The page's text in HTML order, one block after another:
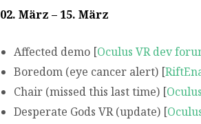
02. März – 15. März
Affected demo [Oculus VR dev
Boredom (eye cancer alert) [
Chair (missed this last time) [
Desperate Gods VR (update) [